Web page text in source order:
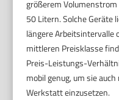
größerem
50 Litern. Solche Geräte
längere Arbeitsintervalle
mittleren Preisklasse
Preis-Leistungs-
mobil genug, um sie
Werkstatt einzusetzen.